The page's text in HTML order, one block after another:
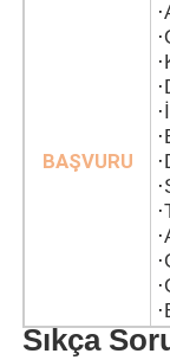
BAŞVURU
·
·
·
·
·
·
·
·
·
·
·
·
·
Sıkça